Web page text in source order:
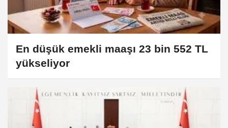
En düşük emekli maaşı 23 bin 552 TL
yükseliyor